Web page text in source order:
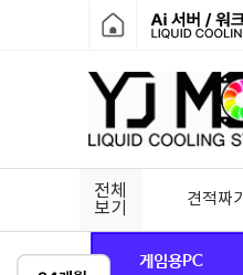
전체
보기
견적짜기
게임용PC